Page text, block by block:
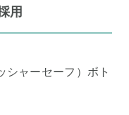
用
シャーセーフ）ボト